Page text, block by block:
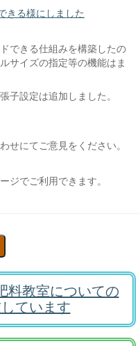
きる様にしました
できる仕組みを構築したの
サイズの指定等の機能はま
子設定は追加しました。
せにてご意見をください。
ジでご利用できます。
料教室についての
ています